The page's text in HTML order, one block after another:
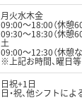
月火水木金
09:00〜18:00（休憩
09:30〜18:30（休憩
土
09:00〜12:30（休憩な
※上記お時間、曜日
日祝+1日
日・祝、他シフトに